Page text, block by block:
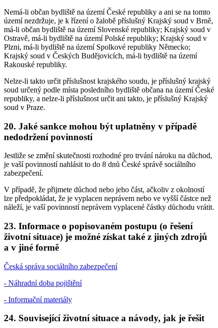
Nemá-li občan bydliště na území České republiky a ani se na tomto
území nezdržuje, je k řízení o žalobě příslušný Krajský soud v Brně,
má-li občan bydliště na území Slovenské republiky; Krajský soud v
Ostravě, má-li bydliště na území Polské republiky; Krajský soud v
Plzni, má-li bydliště na území Spolkové republiky Německo;
Krajský soud v Českých Budějovicích, má-li bydliště na území
Rakouské republiky.
Nelze-li takto určit příslušnost krajského soudu, je příslušný krajský
soud určený podle místa posledního bydliště občana na území České
republiky, a nelze-li příslušnost určit ani takto, je příslušný Krajský
soud v Praze.
20. Jaké sankce mohou být uplatněny v případě
nedodržení povinností
Jestliže se změní skutečnosti rozhodné pro trvání nároku na důchod,
je vaší povinností nahlásit to do 8 dnů České správě sociálního
zabezpečení.
V případě, že přijmete důchod nebo jeho část, ačkoliv z okolností
lze předpokládat, že je vyplacen neprávem nebo ve vyšší částce než
náleží, je vaší povinností neprávem vyplacené částky důchodu vrátit.
23. Informace o popisovaném postupu (o řešení
životní situace) je možné získat také z jiných zdrojů
a v jiné formě
Česká správa sociálního zabezpečení
- Náhradní doba pojištění
- Informační materiály
24. Související životní situace a návody, jak je řešit